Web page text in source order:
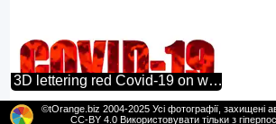
3D lettering red Covid-19 on white background
©tOrange.biz 2004-2025 Усі фотографії, захищені
CC-BY 4.0 Використовувати тільки з